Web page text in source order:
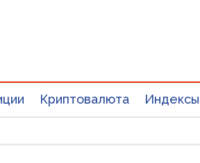
Криптовалюта Индексы